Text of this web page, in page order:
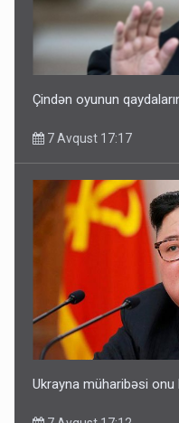
Çindən oyunun
7 Avqust 17:17
Ukrayna müharibəsi onu